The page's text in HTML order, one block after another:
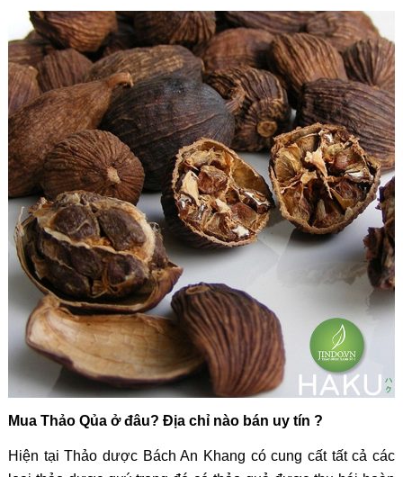
Mua Thảo Qủa ở đâu? Địa chỉ nào bán uy tín ?
Hiện tại Thảo dược Bách An Khang có cung cất tất cả các